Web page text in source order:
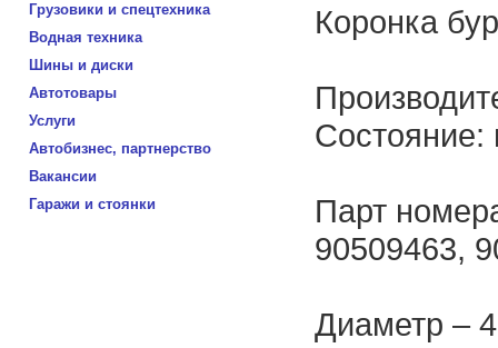
Грузовики и спецтехника
Водная техника
Шины и диски
Автотовары
Услуги
Автобизнес, партнерство
Вакансии
Гаражи и стоянки
Коронка
Состояние:
Парт
90509463,
Диаметр –